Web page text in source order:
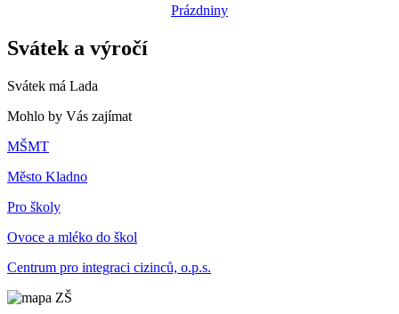
Prázdniny
Svátek a výročí
Svátek má Lada
Mohlo by Vás zajímat
MŠMT
Město Kladno
Pro školy
Ovoce a mléko do škol
Centrum pro integraci cizinců, o.p.s.